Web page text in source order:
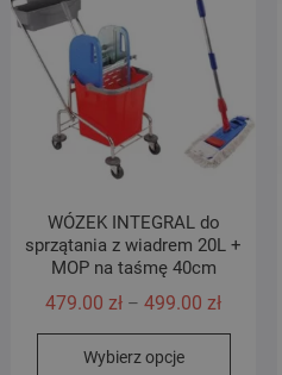
WÓZEK INTEGRAL do
sprzątania z wiadrem 20L +
MOP na taśmę 40cm
479.00zł – 499.00złZakres
cen:
Wybierz opcje
Ten